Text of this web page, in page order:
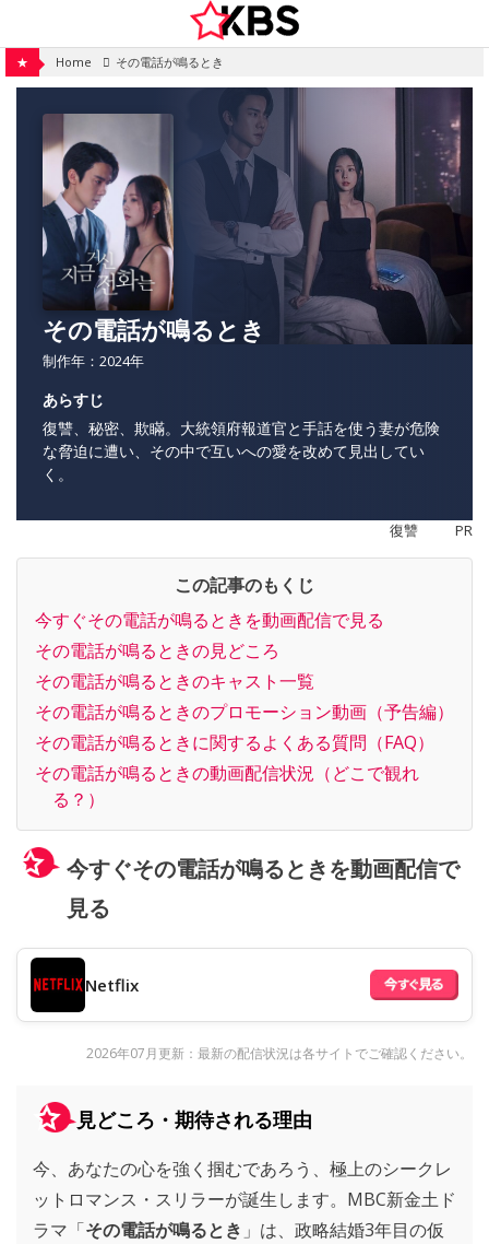
content
★ Home その電話が鳴るとき
その電話が鳴るとき
制作年：2024年
あらすじ
復讐、秘密、欺瞞。大統領府報道官と手話を使う妻が危険
な脅迫に遭い、その中で互いへの愛を改めて見出してい
く。
復讐 PR
この記事のもくじ
今すぐその電話が鳴るときを動画配信で見る
その電話が鳴るときの見どころ
その電話が鳴るときのキャスト一覧
その電話が鳴るときのプロモーション動画（予告編）
その電話が鳴るときに関するよくある質問（FAQ）
その電話が鳴るときの動画配信状況（どこで観れ
る？）
今すぐその電話が鳴るときを動画配信で
見る
Netflix
2026年07月更新：最新の配信状況は各サイトでご確認ください。
見どころ・期待される理由
今、あなたの心を強く掴むであろう、極上のシークレ
ットロマンス・スリラーが誕生します。MBC新金土ド
ラマ「その電話が鳴るとき 」は、政略結婚3年目の仮